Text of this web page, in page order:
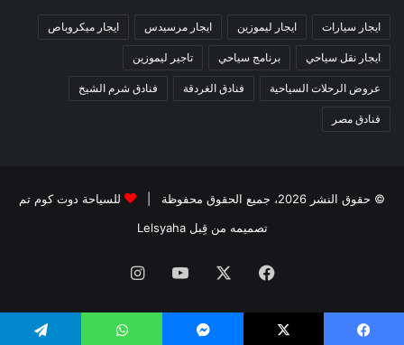
ايجار سيارات ايجار ليموزين ايجار مرسيدس ايجار ميكروباص
ايجار نقل سياحي برنامج سياحي تاجير ليموزين
عروض الرحلات السياحية فنادق الغردقة فنادق شرم الشيخ
فنادق مصر
© حقوق النشر 2026، جميع الحقوق محفوظة |
للسياحة دوت كوم تم
تصميمه من قِبل Lelsyaha
فيسبوك ‫YouTube